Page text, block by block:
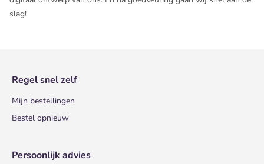
slag!
Regel snel zelf
Mijn bestellingen
Bestel opnieuw
Persoonlijk advies